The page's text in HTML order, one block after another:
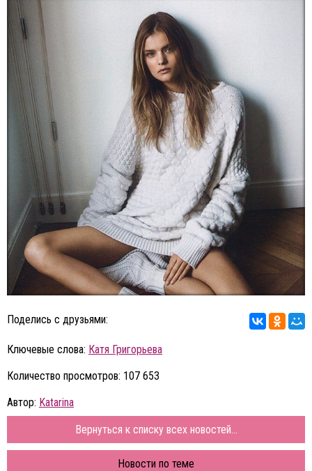
Поделись с друзьями:
Ключевые слова: Катя Григорьева
Количество просмотров: 107 653
Автор: Katarina
Вернуться к списку всех новостей...
Новости по теме